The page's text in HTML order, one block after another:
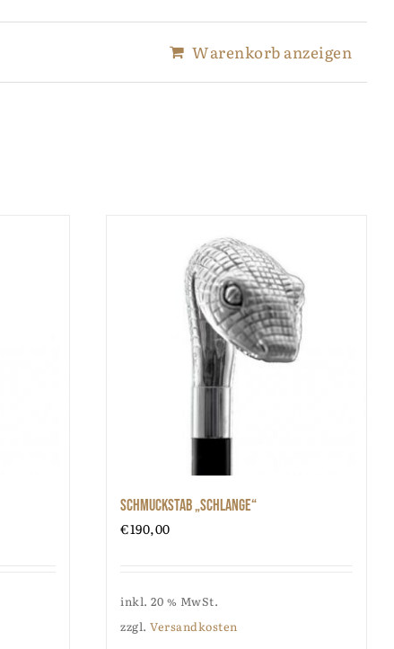
Warenkorb anzeigen
Schmuckstab „Schlange“
€190,00
inkl. 20 % MwSt.
zzgl. Versandkosten